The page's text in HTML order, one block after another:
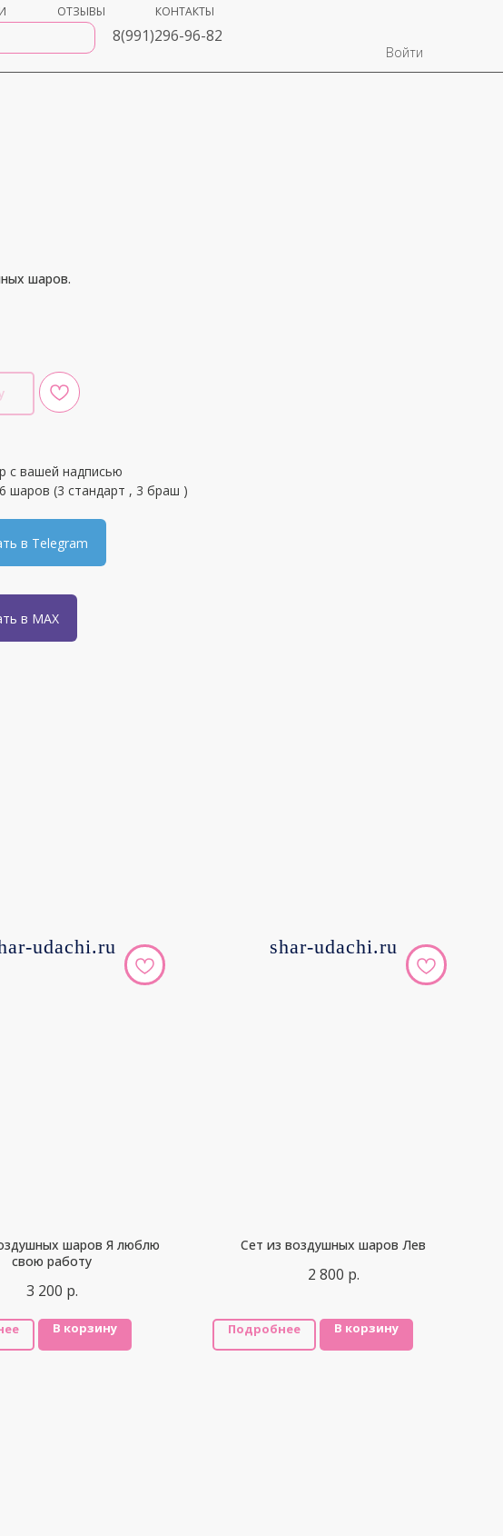
ОТЗЫВЫ КОНТАКТЫ
Войти
8(991)296-96-82
шаров.
с вашей надписью
шаров (3 стандарт , 3 браш )
в Telegram
в MAX
udachi.ru
шаров Я люблю
свою работу
3 200 р.
В корзину
shar-udachi.ru
Сет из воздушных шаров Лев
2 800 р.
Подробнее В корзину